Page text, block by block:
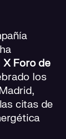
X Foro de
los
citas de